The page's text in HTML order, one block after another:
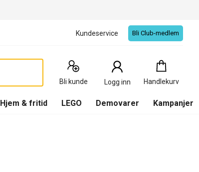
Kundeservice Bli Club-medlem
Bli kunde Logg inn Handlekurv
Handlekurv
0
Produkter
Hjem & fritid LEGO Demovarer Kampanjer